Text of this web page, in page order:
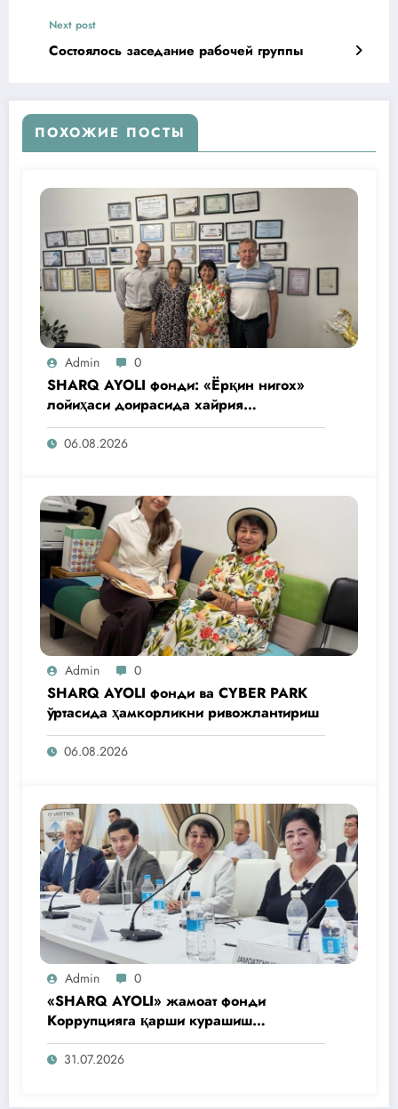
Next post
Состоялось заседание рабочей группы
ПОХОЖИЕ ПОСТЫ
Admin 0
SHARQ AYOLI фонди: «Ёрқин нигох»
лойиҳаси доирасида хайрия
операциялари ўтказилади
06.08.2026
Admin 0
SHARQ AYOLI фонди ва CYBER PARK
ўртасида ҳамкорликни ривожлантириш
06.08.2026
Admin 0
«SHARQ AYOLI» жамоат фонди
Коррупцияга қарши курашиш
агентлигидаги жамоат эшитувида
ташаббусларини тақдим этди
31.07.2026